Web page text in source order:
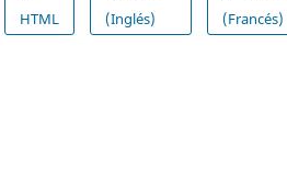
HTML
(Inglés)
(Francés)